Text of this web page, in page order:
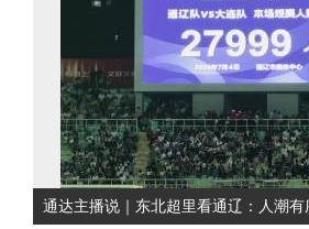
通达主播说｜东北超里看通辽：人潮有